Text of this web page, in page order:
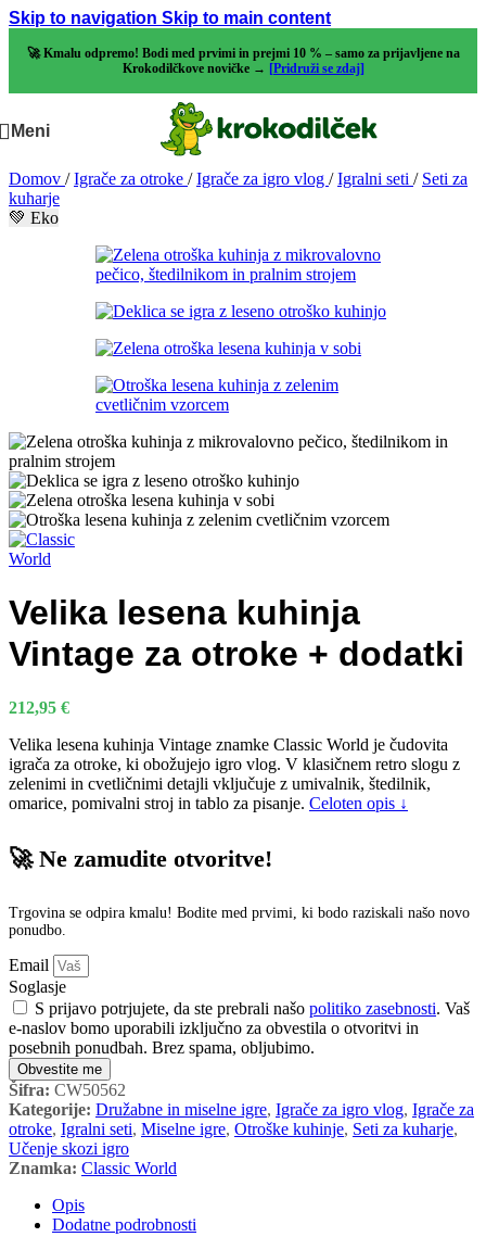
Skip to navigation Skip to main content
🚀 Kmalu odpremo! Bodi med prvimi in prejmi 10 % – samo za prijavljene na
Krokodilčkove novičke → [Pridruži se zdaj]
Meni
Domov / Igrače za otroke / Igrače za igro vlog / Igralni seti / Seti za
kuharje
💚 Eko
Velika lesena kuhinja
Vintage za otroke + dodatki
212,95 €
Velika lesena kuhinja Vintage znamke Classic World je čudovita
igrača za otroke, ki obožujejo igro vlog. V klasičnem retro slogu z
zelenimi in cvetličnimi detajli vključuje z umivalnik, štedilnik,
omarice, pomivalni stroj in tablo za pisanje. Celoten opis ↓
🚀 Ne zamudite otvoritve!
Trgovina se odpira kmalu! Bodite med prvimi, ki bodo raziskali našo novo
ponudbo.
Email
Soglasje
S prijavo potrjujete, da ste prebrali našo politiko zasebnosti. Vaš
e-naslov bomo uporabili izključno za obvestila o otvoritvi in
posebnih ponudbah. Brez spama, obljubimo.
Obvestite me
Šifra: CW50562
Kategorije: Družabne in miselne igre, Igrače za igro vlog, Igrače za
otroke, Igralni seti, Miselne igre, Otroške kuhinje, Seti za kuharje,
Učenje skozi igro
Znamka: Classic World
Opis
Dodatne podrobnosti